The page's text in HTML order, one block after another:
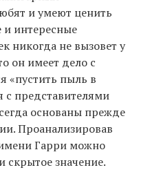
и умеют ценить
и интересные
никогда не вызовет у
он имеет дело с
«пустить пыль в
с представителями
основаны прежде
Проанализировав
Гарри можно
скрытое значение.